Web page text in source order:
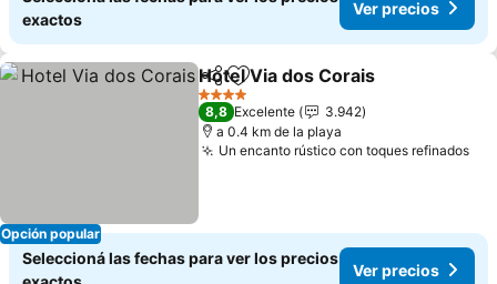
exactos
Ver precios
Opción popular
CompartirAñadir a favoritos
Hotel Via dos Corais
4 Estrellas
8,8 Excelente
3.942
a 0.4 km de la playa
Un encanto rústico con toques refinados
Seleccioná las fechas para ver los precios
Ver precios